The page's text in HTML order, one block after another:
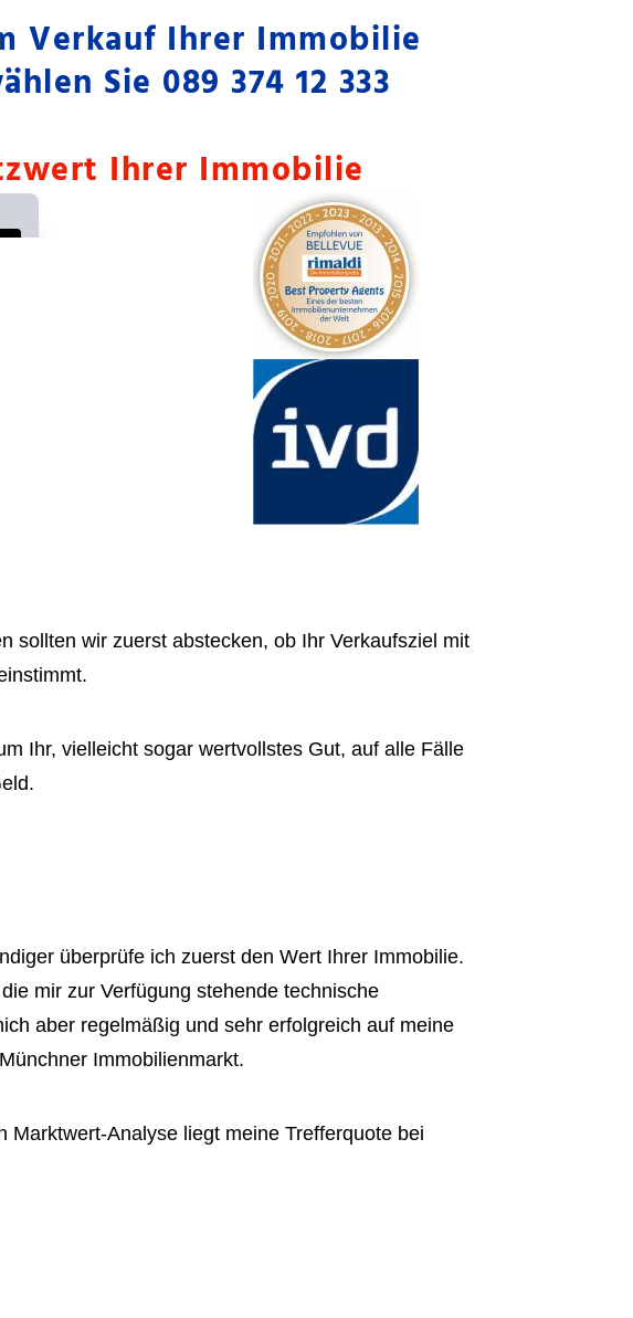
Verkauf Ihrer Immobilie
Sie 089 374 12 333
Ihrer Immobilie
sollten wir zuerst abstecken, ob Ihr Verkaufsziel mit
Ihr, vielleicht sogar wertvollstes Gut, auf alle Fälle
überprüfe ich zuerst den Wert Ihrer Immobilie.
mir zur Verfügung stehende technische
aber regelmäßig und sehr erfolgreich auf meine
Immobilienmarkt.
Marktwert-Analyse liegt meine Trefferquote bei